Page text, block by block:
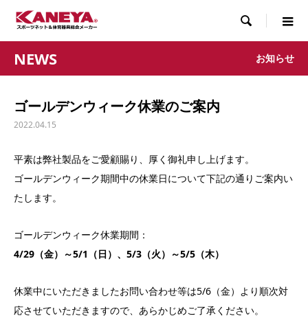

NEWS お知らせ
ゴールデンウィーク休業のご案内
2022.04.15
平素は弊社製品をご愛顧賜り、厚く御礼申し上げます。
ゴールデンウィーク期間中の休業日について下記の通りご案内い
たします。
ゴールデンウィーク休業期間：
4/29（金）～5/1（日）、5/3（火）～5/5（木）
休業中にいただきましたお問い合わせ等は5/6（金）より順次対
応させていただきますので、あらかじめご了承ください。